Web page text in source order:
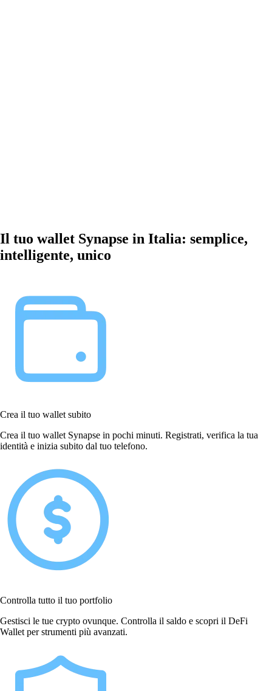
Il tuo wallet Synapse in Italia: semplice,
intelligente, unico
Crea il tuo wallet subito
Crea il tuo wallet Synapse in pochi minuti. Registrati, verifica la tua
identità e inizia subito dal tuo telefono.
Controlla tutto il tuo portfolio
Gestisci le tue crypto ovunque. Controlla il saldo e scopri il DeFi
Wallet per strumenti più avanzati.